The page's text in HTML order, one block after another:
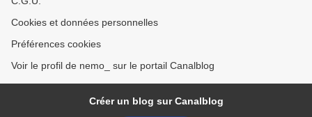
Cookies et données personnelles
Préférences cookies
Voir le profil de nemo_ sur le portail Canalblog
Créer un blog sur Canalblog